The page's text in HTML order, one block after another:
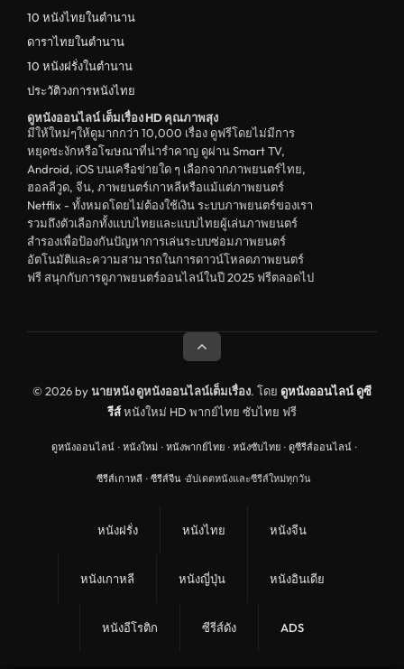
10 หนังไทยในตำนาน
ดาราไทยในตำนาน
10 หนังฝรั่งในตำนาน
ประวัติวงการหนังไทย
ดูหนังออนไลน์ เต็มเรื่อง HD คุณภาพสุง
มีให้ใหม่ๆให้ดูมากกว่า 10,000 เรื่อง ดูฟรีโดยไม่มีการ
หยุดชะงักหรือโฆษณาที่น่ารำคาญ ดูผ่าน Smart TV,
Android, iOS บนเครือข่ายใด ๆ เลือกจากภาพยนตร์ไทย,
ฮอลลีวูด, จีน, ภาพยนตร์เกาหลีหรือแม้แต่ภาพยนตร์
Netflix - ทั้งหมดโดยไม่ต้องใช้เงิน ระบบภาพยนตร์ของเรา
รวมถึงตัวเลือกทั้งแบบไทยและแบบไทยผู้เล่นภาพยนตร์
สำรองเพื่อป้องกันปัญหาการเล่นระบบซ่อมภาพยนตร์
อัตโนมัติและความสามารถในการดาวน์โหลดภาพยนตร์
ฟรี สนุกกับการดูภาพยนตร์ออนไลน์ในปี 2025 ฟรีตลอดไป
© 2026 byนายหนัง ดูหนังออนไลน์เต็มเรื่อง. โดย ดูหนังออนไลน์ ดูซี
รีส์หนังใหม่ HD พากย์ไทย ซับไทย ฟรี
ดูหนังออนไลน์ · หนังใหม่ · หนังพากย์ไทย · หนังซับไทย · ดูซีรีส์ออนไลน์ ·
ซีรีส์เกาหลี · ซีรีส์จีน ·อัปเดตหนังและซีรีส์ใหม่ทุกวัน
หนังฝรั่ง หนังไทย หนังจีน
หนังเกาหลี หนังญี่ปุ่น หนังอินเดีย
หนังอีโรติก ซีรีส์ดัง ADS